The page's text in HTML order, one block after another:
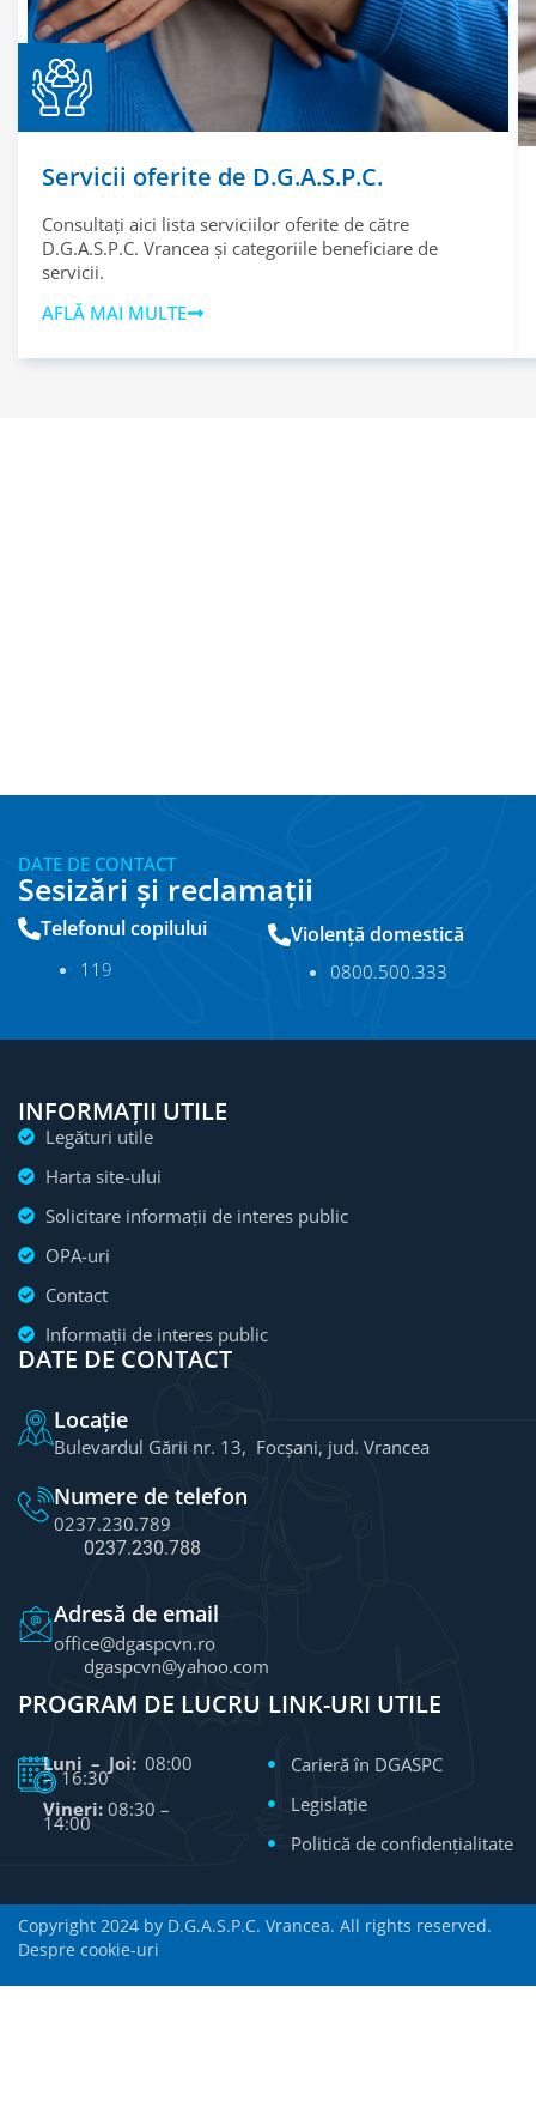
Servicii oferite de D.G.A.S.P.C.
Consultați aici lista serviciilor oferite de către
D.G.A.S.P.C. Vrancea și categoriile beneficiare de
servicii.
AFLĂ MAI MULTE
DATE DE CONTACT
Sesizări și reclamații
Telefonul copilului
11 9
Violență domestică
0800.500.333
INFORMAȚII UTILE
Legături utile
Harta site-ului
Solicitare informații de interes public
OPA-uri
Contact
Informații de interes public
DATE DE CONTACT
Locație
Bulevardul Gării nr. 13, Focșani, jud. Vrancea
Numere de telefon
0237.230.789
0237.230.788
Adresă de email
office@dgaspcvn.ro
dgaspcvn@yahoo.com
PROGRAM DE LUCRU
Luni – Joi: 08:00
– 16:30
Vineri: 08:30 –
14:00
LINK-URI UTILE
Carieră în DGASPC
Legislație
Politică de confidențialitate
Copyright 2024 by D.G.A.S.P.C. Vrancea. All rights reserved.
Despre cookie-uri